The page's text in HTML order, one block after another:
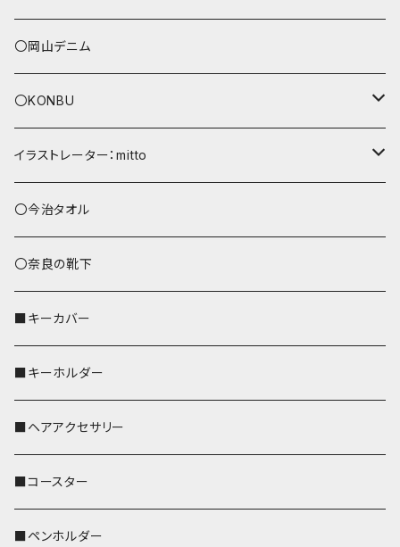
〇岡山デニム
〇KONBU
ショルダーバッグ
あずまバッグ
トートバッグ（L）
バッグインバッグ
イラストレーター：mitto
シマエナガ
ハシビロコウ
オカメインコ
歌うオカメちゃん
おかめ３兄弟
セキセイインコ
文鳥
鹿
ペンギン
〇今治タオル
〇奈良の靴下
■キーカバー
■キーホルダー
■ヘアアクセサリー
■コースター
■ペンホルダー